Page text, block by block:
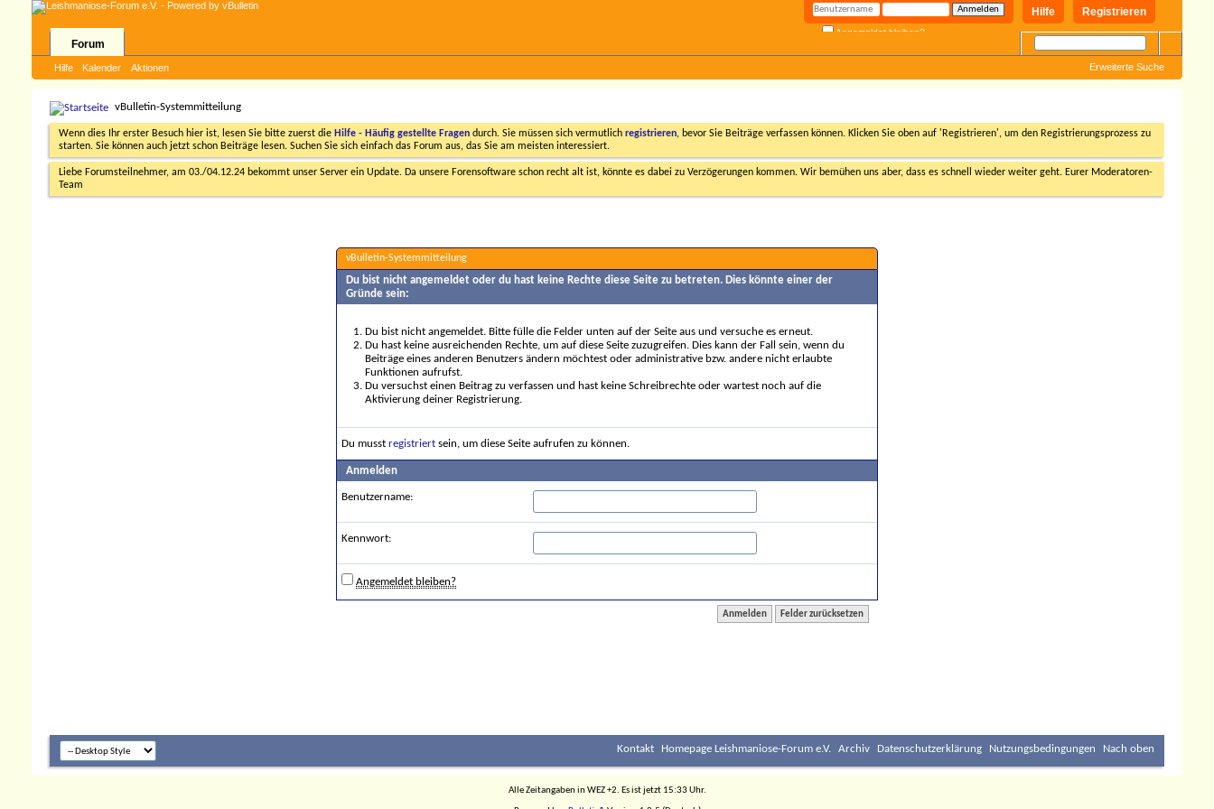
Registrieren
Hilfe
Angemeldet bleiben?
Forum
Hilfe Kalender Aktionen Erweiterte Suche
vBulletin-Systemmitteilung
Wenn dies Ihr erster Besuch hier ist, lesen Sie bitte zuerst die Hilfe - Häufig gestellte Fragen durch. Sie müssen sich vermutlich registrieren, bevor Sie Beiträge verfassen können. Klicken Sie oben auf 'Registrieren', um den Registrierungsprozess zu
starten. Sie können auch jetzt schon Beiträge lesen. Suchen Sie sich einfach das Forum aus, das Sie am meisten interessiert.
Liebe Forumsteilnehmer, am 03./04.12.24 bekommt unser Server ein Update. Da unsere Forensoftware schon recht alt ist, könnte es dabei zu Verzögerungen kommen. Wir bemühen uns aber, dass es schnell wieder weiter geht. Eurer Moderatoren-
Team
vBulletin-Systemmitteilung
Du bist nicht angemeldet oder du hast keine Rechte diese Seite zu betreten. Dies könnte einer der
Gründe sein:
Du bist nicht angemeldet. Bitte fülle die Felder unten auf der Seite aus und versuche es erneut.
Du hast keine ausreichenden Rechte, um auf diese Seite zuzugreifen. Dies kann der Fall sein, wenn du
Beiträge eines anderen Benutzers ändern möchtest oder administrative bzw. andere nicht erlaubte
Funktionen aufrufst.
Du versuchst einen Beitrag zu verfassen und hast keine Schreibrechte oder wartest noch auf die
Aktivierung deiner Registrierung.
Du musst registriert sein, um diese Seite aufrufen zu können.
Anmelden
Benutzername:
Kennwort:
Angemeldet bleiben?
Kontakt Homepage Leishmaniose-Forum e.V. Archiv Datenschutzerklärung Nutzungsbedingungen Nach oben
Alle Zeitangaben in WEZ +2. Es ist jetzt 15:33 Uhr.